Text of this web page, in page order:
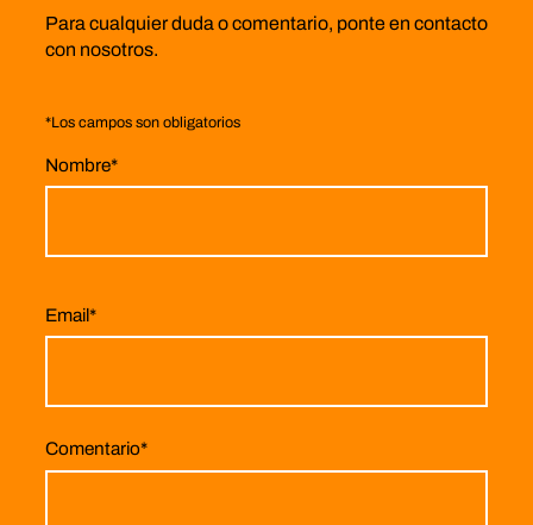
Para cualquier duda o comentario, ponte en contacto
con nosotros.
*Los campos son obligatorios
Nombre*
Email*
Comentario*